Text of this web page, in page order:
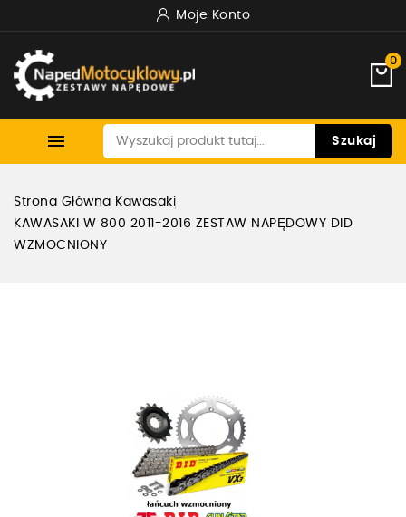
Moje Konto
0
 Szukaj
Strona Główna Kawasaki
KAWASAKI W 800 2011-2016 ZESTAW NAPĘDOWY DID
WZMOCNIONY